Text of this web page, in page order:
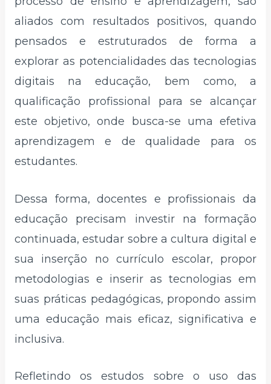
aliados com resultados positivos, quando
pensados e estruturados de forma a
explorar as potencialidades das tecnologias
digitais na educação, bem como, a
qualificação profissional para se alcançar
este objetivo, onde busca-se uma efetiva
aprendizagem e de qualidade para os
estudantes.
Dessa forma, docentes e profissionais da
educação precisam investir na formação
continuada, estudar sobre a cultura digital e
sua inserção no currículo escolar, propor
metodologias e inserir as tecnologias em
suas práticas pedagógicas, propondo assim
uma educação mais eficaz, significativa e
inclusiva.
Refletindo os estudos sobre o uso das